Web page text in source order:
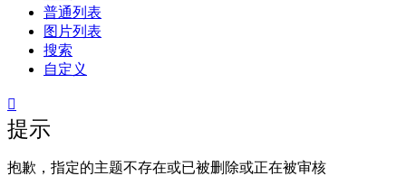
普通列表
图片列表
搜索
自定义

提示
抱歉，指定的主题不存在或已被删除或正在被审核